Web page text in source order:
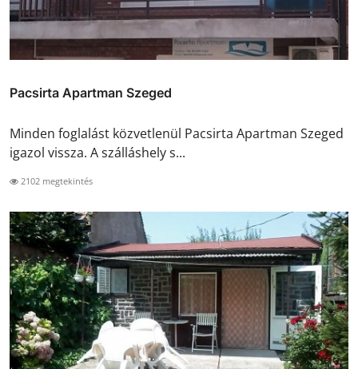
Pacsirta Apartman Szeged
Minden foglalást közvetlenül Pacsirta Apartman Szeged
igazol vissza. A szálláshely s...
2102 megtekintés